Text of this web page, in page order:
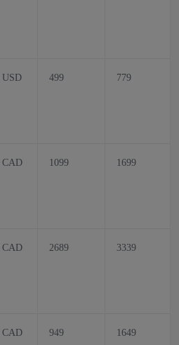
USD 499 779
CAD 1099 1699
CAD 2689 3339
CAD 949 1649